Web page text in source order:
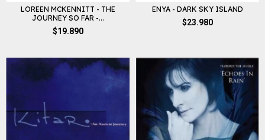
LOREEN MCKENNITT - THE
JOURNEY SO FAR -...
$19.890
ENYA - DARK SKY ISLAND
$23.980